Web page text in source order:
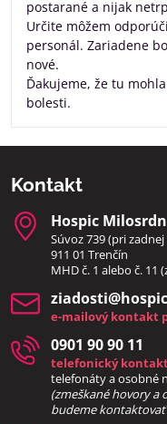
postarané a nijak
Určite môžem
personál. Zariadene
nové.
Ďakujeme, že tu
bolesti.
Kontakt
Hospic
Súvoz 739 (pri
911 01 Trenčín
MHD č. 1 alebo č. 11
e-mailový kontakt
0901 90 90 11
telefonický
telefonáty a osobné
(zmeškané hovory a
budeme